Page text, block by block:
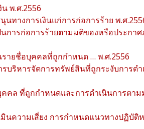
พ.ศ.2556
างการเงินแก่การก่อการร้าย พ.ศ
การก่อการร้ายตามมติของหรือประกาศ
ายชื่อบุคคลที่ถูกกำหนด … พ.ศ.2556
บริหารจัดการทรัพย์สินที่ถูกระงับการดำ
คคล ที่ถูกกำหนดและการดำเนินการตาม
นความเสี่ยง การกำหนดแนวทางปฏิบัติ